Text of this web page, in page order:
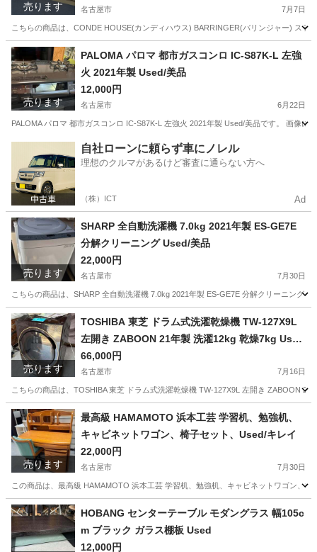
売ります 名古屋市 7月7日
こちらの商品は、CONDE HOUSE(カンディハウス) BARRINGER(バリンジャー) ス
愛知 名古屋市 カンディ
売ります
PALOMA パロマ 都市ガスコンロ IC-S87K-L 左強
火 2021年製 Used/美品
12,000円
名古屋市 6月22日
PALOMA パロマ 都市ガスコンロ IC-S87K-L 左強火 2021年製 Used/美品です。 画像
キッチン家電 パロマ
自社ローンに頼らず車にノレル
理想のクルマがあるけど審査に通らない方へ
（株）ICT Ad
売ります
SHARP 全自動洗濯機 7.0kg 2021年製 ES-GE7E
分解クリーニング Used/美品
22,000円
名古屋市 7月30日
こちらの商品は、SHARP 全自動洗濯機 7.0kg 2021年製 ES-GE7E 分解クリーニング
愛知 名古屋市 生活家電 SHARP
売ります
TOSHIBA 東芝 ドラム式洗濯乾燥機 TW-127X9L
左開き ZABOON 21年製 洗濯12kg 乾燥7kg Use
d/キレイ
66,000円
名古屋市 7月16日
こちらの商品は、TOSHIBA 東芝 ドラム式洗濯乾燥機 TW-127X9L 左開き ZABOON
愛知 名古屋市 生活家電
売ります
最高級 HAMAMOTO 浜本工芸 学習机、勉強机、
キャビネットワゴン、椅子セット、Used/キレイ
22,000円
名古屋市 7月30日
この商品は、最高級 HAMAMOTO 浜本工芸 学習机、勉強机、キャビネットワゴン、
愛知 名古屋市 工芸
HOBANG センターテーブル モダングラス 幅105c
m ブラック ガラス棚板 Used
12,000円